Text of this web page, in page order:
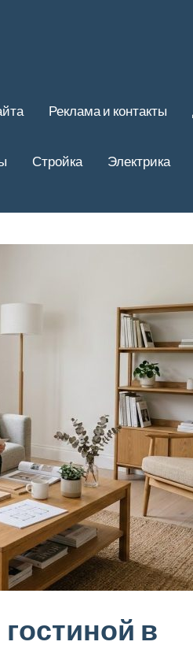
Реклама и контакты
Стройка Электрика
в